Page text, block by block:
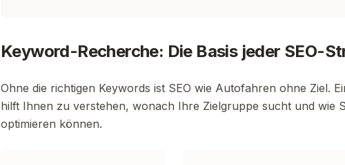
Keyword-Recherche: Die Basis jeder SEO-
Ohne die richtigen Keywords ist SEO wie Autofahren ohne Ziel.
hilft Ihnen zu verstehen, wonach Ihre Zielgruppe sucht und wie
optimieren können.